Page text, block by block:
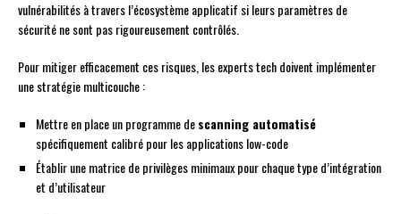
vulnérabilités à travers l’écosystème applicatif si leurs paramètres de
sécurité ne sont pas rigoureusement contrôlés.
Pour mitiger efficacement ces risques, les experts tech doivent implémenter
une stratégie multicouche :
Mettre en place un programme descanning automatisé
spécifiquement calibré pour les applications low-code
Établir une matrice de privilèges minimaux pour chaque type d’intégration
et d’utilisateur